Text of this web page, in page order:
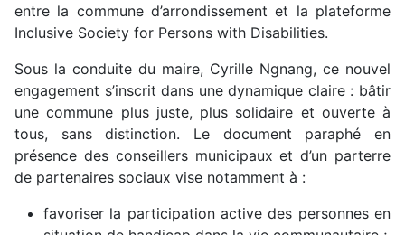
entre la commune d’arrondissement et la plateforme
Inclusive Society for Persons with Disabilities.
Sous la conduite du maire, Cyrille Ngnang, ce nouvel
engagement s’inscrit dans une dynamique claire : bâtir
une commune plus juste, plus solidaire et ouverte à
tous, sans distinction. Le document paraphé en
présence des conseillers municipaux et d’un parterre
de partenaires sociaux vise notamment à :
favoriser la participation active des personnes en